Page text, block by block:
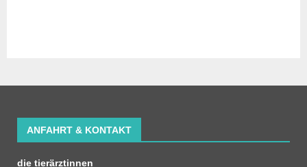
ANFAHRT & KONTAKT
die tierärztinnen